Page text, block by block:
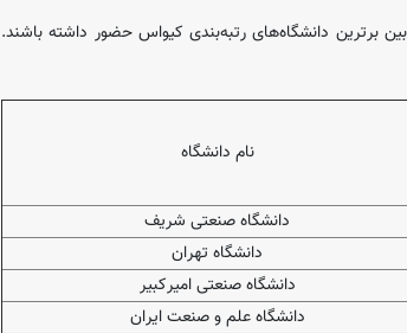
ایرانی توانسته‌اند در سال ۲۰۲۴ در بین برترین دانشگاه‌های رتبه‌بندی کیواس حضور داشته باشند.
نام دانشگاه
دانشگاه صنعتی شریف
دانشگاه تهران
دانشگاه صنعتی امیرکبیر
دانشگاه علم و صنعت ایران